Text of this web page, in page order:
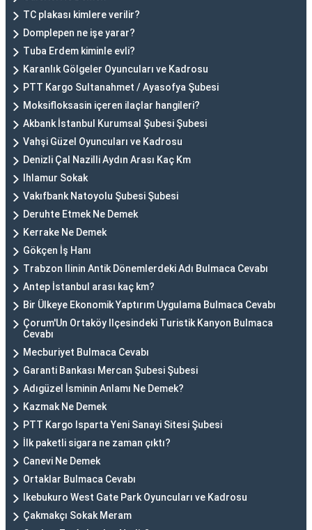
TC plakası kimlere verilir?
Domplepen ne işe yarar?
Tuba Erdem kiminle evli?
Karanlık Gölgeler Oyuncuları ve Kadrosu
PTT Kargo Sultanahmet / Ayasofya Şubesi
Moksifloksasin içeren ilaçlar hangileri?
Akbank İstanbul Kurumsal Şubesi Şubesi
Vahşi Güzel Oyuncuları ve Kadrosu
Denizli Çal Nazilli Aydın Arası Kaç Km
Ihlamur Sokak
Vakıfbank Natoyolu Şubesi Şubesi
Deruhte Etmek Ne Demek
Kerrake Ne Demek
Gökçen İş Hanı
Trabzon Ilinin Antik Dönemlerdeki Adı Bulmaca Cevabı
Antep İstanbul arası kaç km?
Bir Ülkeye Ekonomik Yaptırım Uygulama Bulmaca Cevabı
Çorum'Un Ortaköy Ilçesindeki Turistik Kanyon Bulmaca
Cevabı
Mecburiyet Bulmaca Cevabı
Garanti Bankası Mercan Şubesi Şubesi
Adıgüzel İsminin Anlamı Ne Demek?
Kazmak Ne Demek
PTT Kargo Isparta Yeni Sanayi Sitesi Şubesi
İlk paketli sigara ne zaman çıktı?
Canevi Ne Demek
Ortaklar Bulmaca Cevabı
Ikebukuro West Gate Park Oyuncuları ve Kadrosu
Çakmakçı Sokak Meram